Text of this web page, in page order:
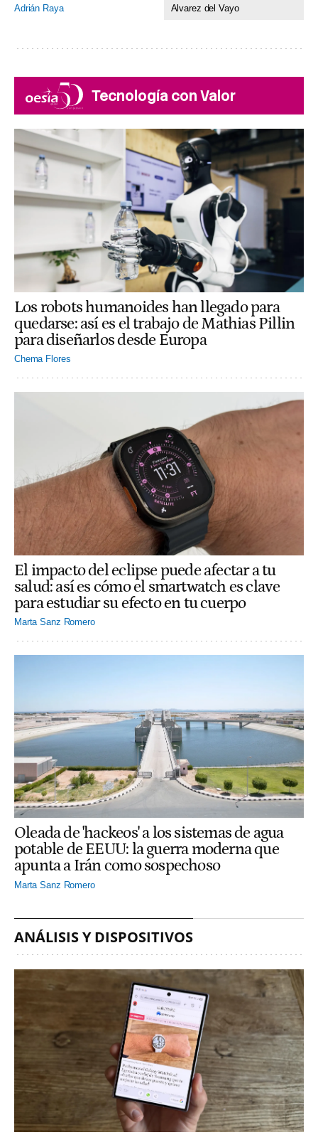
Adrián Raya Alvarez del Vayo
Tecnología con Valor
Los robots humanoides han llegado para
quedarse: así es el trabajo de Mathias Pillin
para diseñarlos desde Europa
Chema Flores
El impacto del eclipse puede afectar a tu
salud: así es cómo el smartwatch es clave
para estudiar su efecto en tu cuerpo
Marta Sanz Romero
Oleada de 'hackeos' a los sistemas de agua
potable de EEUU: la guerra moderna que
apunta a Irán como sospechoso
Marta Sanz Romero
ANÁLISIS Y DISPOSITIVOS